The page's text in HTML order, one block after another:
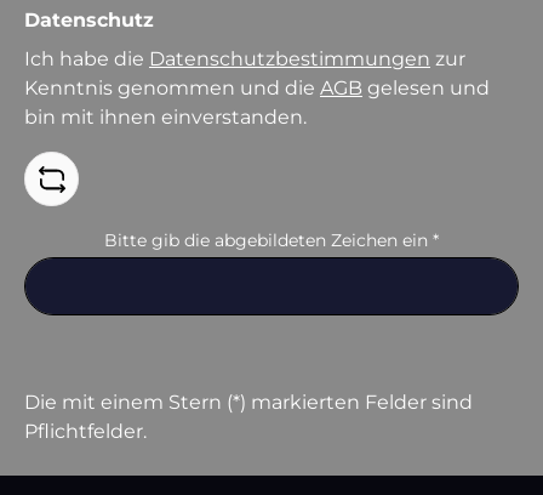
Datenschutz
Ich habe die Datenschutzbestimmungen zur
Kenntnis genommen und die AGB gelesen und
bin mit ihnen einverstanden.
Bitte gib die abgebildeten Zeichen ein *
Die mit einem Stern (*) markierten Felder sind
Pflichtfelder.